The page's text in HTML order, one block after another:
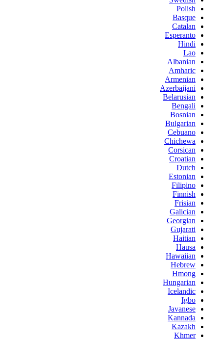
Polish
Basque
Catalan
Esperanto
Hindi
Lao
Albanian
Amharic
Armenian
Azerbaijani
Belarusian
Bengali
Bosnian
Bulgarian
Cebuano
Chichewa
Corsican
Croatian
Dutch
Estonian
Filipino
Finnish
Frisian
Galician
Georgian
Gujarati
Haitian
Hausa
Hawaiian
Hebrew
Hmong
Hungarian
Icelandic
Igbo
Javanese
Kannada
Kazakh
Khmer